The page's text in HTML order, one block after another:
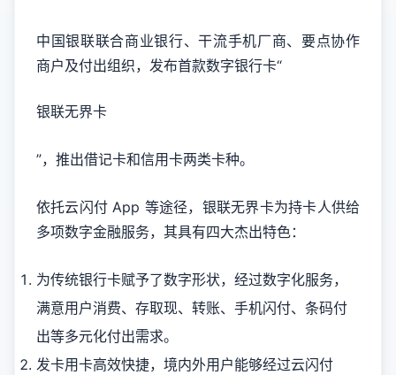
中国银联联合商业银行、干流手机厂商、要点协作
商户及付出组织，发布首款数字银行卡“
银联无界卡
”，推出借记卡和信用卡两类卡种。
依托云闪付 App 等途径，银联无界卡为持卡人供给
多项数字金融服务，其具有四大杰出特色：
为传统银行卡赋予了数字形状，经过数字化服务，
满意用户消费、存取现、转账、手机闪付、条码付
出等多元化付出需求。
发卡用卡高效快捷，境内外用户能够经过云闪付